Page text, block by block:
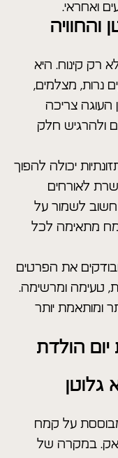
ואחראי.
והחוויה
רק קינוח. היא
נרות, מצלמים,
העוגה צריכה
ולהרגיש חלק
יכולה להפוך
לאורחים
חשוב לשמור על
מתאימה לכל
את הפרטים
טעימה ומרשימה.
ומותאמת יותר
הולדת
גלוטן
על קמח
במקרה של